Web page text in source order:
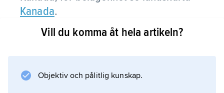
Kanada.
Information om artikeln
Vill du komma åt hela artikeln?
Objektiv och pålitlig kunskap.